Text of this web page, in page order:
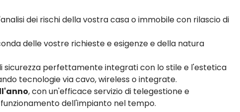
dei rischi della vostra casa o immobile con rilascio di
delle vostre richieste e esigenze e della natura
sicurezza perfettamente integrati con lo stile e l'estetica
tecnologie via cavo, wireless o integrate.
, con un'efficace servizio di telegestione e
dell'impianto nel tempo.